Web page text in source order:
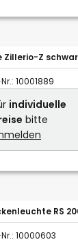
Zillerio-Z
10001889
individuelle
bitte
RS
10000603